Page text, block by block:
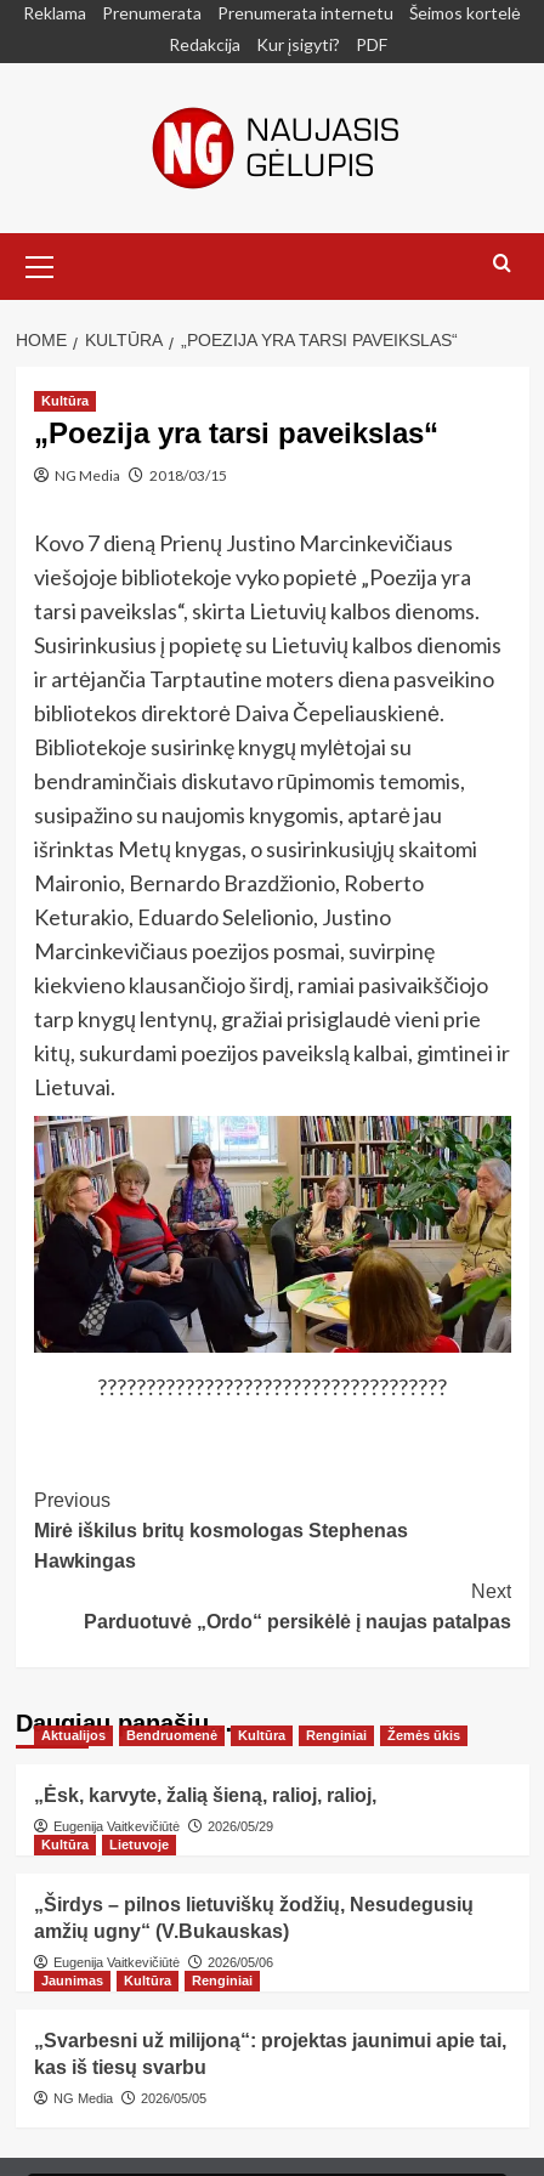
SkipReklama Prenumerata Prenumerata internetu
Šeimos kortelė
Redakcija
Kur įsigyti? PDF
Menu
HOME KULTŪRA „POEZIJA YRA TARSI PAVEIKSLAS“
Kultūra
„Poezija yra tarsi paveikslas“
NG Media 2018/03/15
Kovo 7 dieną Prienų Justino Marcinkevičiaus
viešojoje bibliotekoje vyko popietė „Poezija yra
tarsi paveikslas“, skirta Lietuvių kalbos dienoms.
Susirinkusius į popietę su Lietuvių kalbos dienomis
ir artėjančia Tarptautine moters diena pasveikino
bibliotekos direktorė Daiva Čepeliauskienė.
Bibliotekoje susirinkę knygų mylėtojai su
bendraminčiais diskutavo rūpimomis temomis,
susipažino su naujomis knygomis, aptarė jau
išrinktas Metų knygas, o susirinkusiųjų skaitomi
Maironio, Bernardo Brazdžionio, Roberto
Keturakio, Eduardo Selelionio, Justino
Marcinkevičiaus poezijos posmai, suvirpinę
kiekvieno klausančiojo širdį, ramiai pasivaikščiojo
tarp knygų lentynų, gražiai prisiglaudė vieni prie
kitų, sukurdami poezijos paveikslą kalbai, gimtinei ir
Lietuvai.
????????????????????????????????????
Post
Navigation
Previous
Mirė iškilus britų kosmologas Stephenas
Hawkingas
Next
Parduotuvė „Ordo“ persikėlė į naujas patalpas
Daugiau panašių…
Aktualijos Bendruomenė Kultūra Renginiai Žemės ūkis
„Ėsk, karvyte, žalią šieną, ralioj, ralioj,
Eugenija Vaitkevičiūtė
2026/05/29
Kultūra
Lietuvoje
„Širdys – pilnos lietuviškų žodžių, Nesudegusių
amžių ugny“ (V.Bukauskas)
Eugenija Vaitkevičiūtė
2026/05/06
Jaunimas
Kultūra Renginiai
„Svarbesni už milijoną“: projektas jaunimui apie tai,
kas iš tiesų svarbu
NG Media 2026/05/05